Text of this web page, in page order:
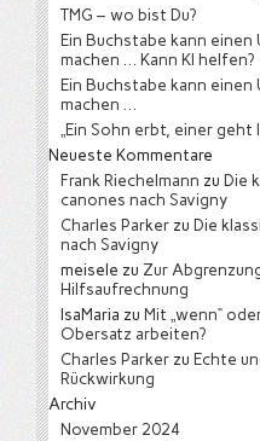
TMG – wo bist Du?
Ein Buchstabe kann
machen … Kann KI helfen?
Ein Buchstabe kann
machen …
„Ein Sohn erbt, einer geht
Neueste Kommentare
Frank Riechelmann zu Die
canones nach Savigny
Charles Parker zu Die
nach Savigny
meisele zu Zur
Hilfsaufrechnung
IsaMaria zu Mit „wenn“
Obersatz arbeiten?
Charles Parker zu Echte
Rückwirkung
Archiv
November 2024